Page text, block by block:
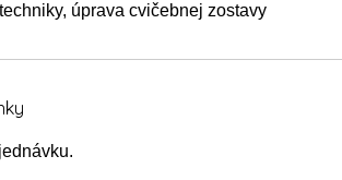
úprava cvičebnej zostavy